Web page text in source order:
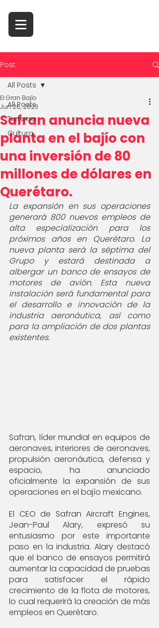
Post
All Posts
Turismo
Cultura
All Posts
Safran anuncia nueva
planta en el bajío con
una inversión de 80
millones de dólares en
Querétaro.
El Gran Bajío
Jun 26, 2023
La expansión en sus operaciones
generará 800 nuevos empleos de
alta especialización para los
próximos años en Querétaro. La
nueva planta será la séptima del
Grupo y estará destinada a
albergar un banco de ensayos de
motores de avión. Esta nueva
instalación será fundamental para
el desarrollo e innovación de la
industria aeronáutica, así como
para la ampliación de dos plantas
existentes.
Safran, líder mundial en equipos de
aeronaves, interiores de aeronaves,
propulsión aeronáutica, defensa y
espacio, ha anunciado
oficialmente la expansión de sus
operaciones en el bajío mexicano.
El CEO de Safran Aircraft Engines,
Jean-Paul Alary, expresó su
entusiasmo por este importante
paso en la industria. Alary destacó
que el banco de ensayos permitirá
aumentar la capacidad de pruebas
para satisfacer el rápido
crecimiento de la flota de motores,
lo cual requerirá la creación de más
empleos en Querétaro.